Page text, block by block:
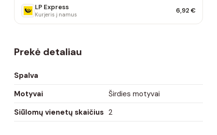
LP Express
Kurjeris į namus 6,92 €
Prekė detaliau
Spalva
Motyvai
Širdies motyvai
Siūlomų vienetų skaičius 2